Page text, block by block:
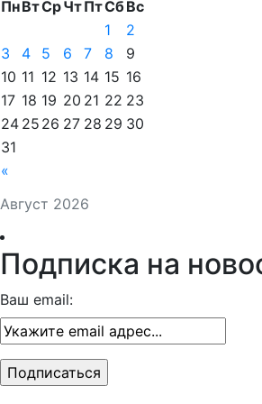
Август 2026
ПнВтСрЧтПтСбВс
«
1
2
3
4 5 6 7 8
9
10 11 12 13 14 15 16
17 18 19 20 21 22 23
24 25 26 27 28 29 30
31
Подписка на
Ваш email: